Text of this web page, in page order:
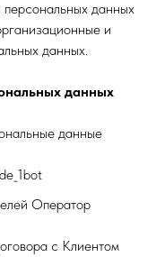
данных
и
данных.
данных
данные
Оператор
с Клиентом